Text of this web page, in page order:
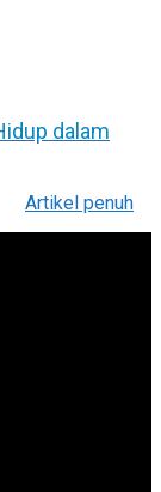
dalam
Artikel penuh